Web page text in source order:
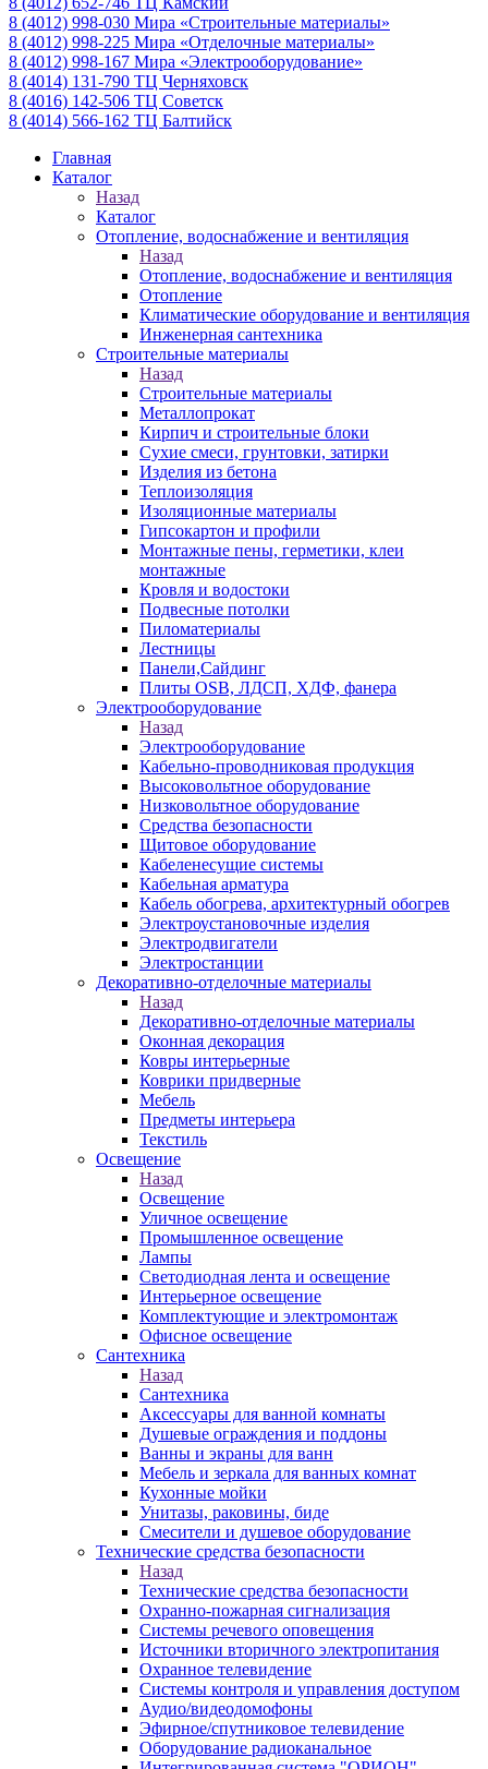
8 (4012) 998-030 Мира «Строительные материалы»
8 (4012) 998-225 Мира «Отделочные материалы»
8 (4012) 998-167 Мира «Электрооборудование»
8 (4014) 131-790 ТЦ Черняховск
8 (4016) 142-506 ТЦ Советск
8 (4014) 566-162 ТЦ Балтийск
Главная
Каталог
Назад
Каталог
Отопление, водоснабжение и вентиляция
Назад
Отопление, водоснабжение и вентиляция
Отопление
Климатические оборудование и вентиляция
Инженерная сантехника
Строительные материалы
Назад
Строительные материалы
Металлопрокат
Кирпич и строительные блоки
Сухие смеси, грунтовки, затирки
Изделия из бетона
Теплоизоляция
Изоляционные материалы
Гипсокартон и профили
Монтажные пены, герметики, клеи
монтажные
Кровля и водостоки
Подвесные потолки
Пиломатериалы
Лестницы
Панели,Сайдинг
Плиты OSB, ЛДСП, ХДФ, фанера
Электрооборудование
Назад
Электрооборудование
Кабельно-проводниковая продукция
Высоковольтное оборудование
Низковольтное оборудование
Средства безопасности
Щитовое оборудование
Кабеленесущие системы
Кабельная арматура
Кабель обогрева, архитектурный обогрев
Электроустановочные изделия
Электродвигатели
Электростанции
Декоративно-отделочные материалы
Назад
Декоративно-отделочные материалы
Оконная декорация
Ковры интерьерные
Коврики придверные
Мебель
Предметы интерьера
Текстиль
Освещение
Назад
Освещение
Уличное освещение
Промышленное освещение
Лампы
Светодиодная лента и освещение
Интерьерное освещение
Комплектующие и электромонтаж
Офисное освещение
Сантехника
Назад
Сантехника
Аксессуары для ванной комнаты
Душевые ограждения и поддоны
Ванны и экраны для ванн
Мебель и зеркала для ванных комнат
Кухонные мойки
Унитазы, раковины, биде
Смесители и душевое оборудование
Технические средства безопасности
Назад
Технические средства безопасности
Охранно-пожарная сигнализация
Системы речевого оповещения
Источники вторичного электропитания
Охранное телевидение
Системы контроля и управления доступом
Аудио/видеодомофоны
Эфирное/спутниковое телевидение
Оборудование радиоканальное